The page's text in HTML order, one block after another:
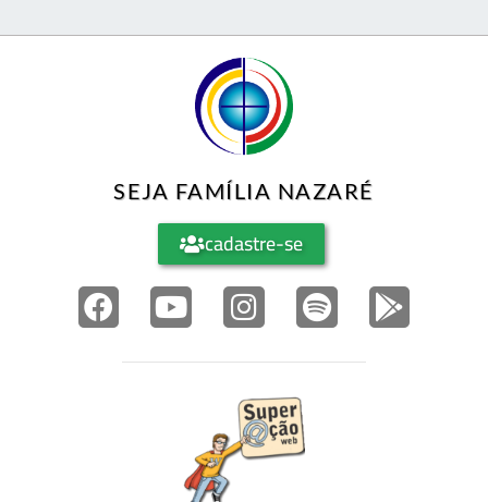
SEJA FAMÍLIA NAZARÉ
cadastre-se